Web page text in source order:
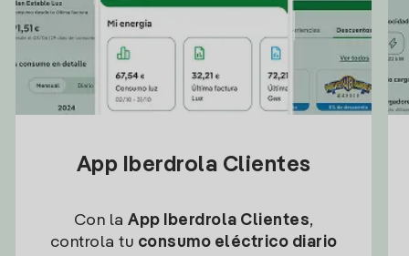
App Iberdrola Clientes
Con la App Iberdrola Clientes,
controla tu consumo eléctrico diario